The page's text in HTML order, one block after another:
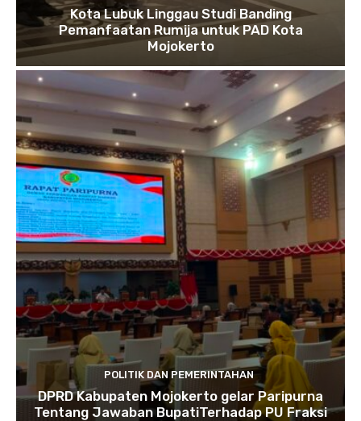
Kota Lubuk Linggau Studi Banding
Pemanfaatan Rumija untuk PAD Kota
Mojokerto
POLITIK DAN PEMERINTAHAN
DPRD Kabupaten Mojokerto gelar Paripurna
Tentang Jawaban BupatiTerhadap PU Fraksi